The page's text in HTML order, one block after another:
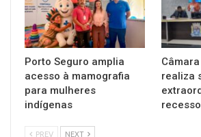
Porto Seguro amplia
acesso à mamografia
para mulheres
indígenas
realiza
PREV NEXT